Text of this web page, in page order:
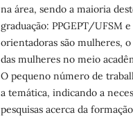
na área, sendo a maioria
graduação: PPGEPT/UFSM
orientadoras são mulheres,
das mulheres no meio
O pequeno número de
a temática, indicando a
pesquisas acerca da